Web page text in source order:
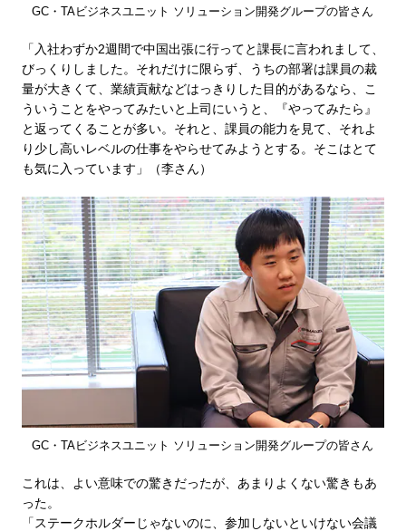
GC・TAビジネスユニット ソリューション開発グループの皆さん
「入社わずか2週間で中国出張に行ってと課長に言われまして、
びっくりしました。それだけに限らず、うちの部署は課員の裁
量が大きくて、業績貢献などはっきりした目的があるなら、こ
ういうことをやってみたいと上司にいうと、『やってみたら』
と返ってくることが多い。それと、課員の能力を見て、それよ
り少し高いレベルの仕事をやらせてみようとする。そこはとて
も気に入っています」（李さん）
GC・TAビジネスユニット ソリューション開発グループの皆さん
これは、よい意味での驚きだったが、あまりよくない驚きもあ
った。
「ステークホルダーじゃないのに、参加しないといけない会議